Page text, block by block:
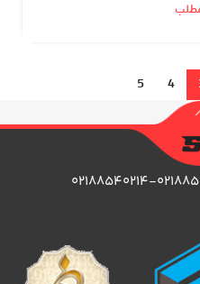
مطلب
4
5
۰۹۱۲۳۰۷۷۷۹۶